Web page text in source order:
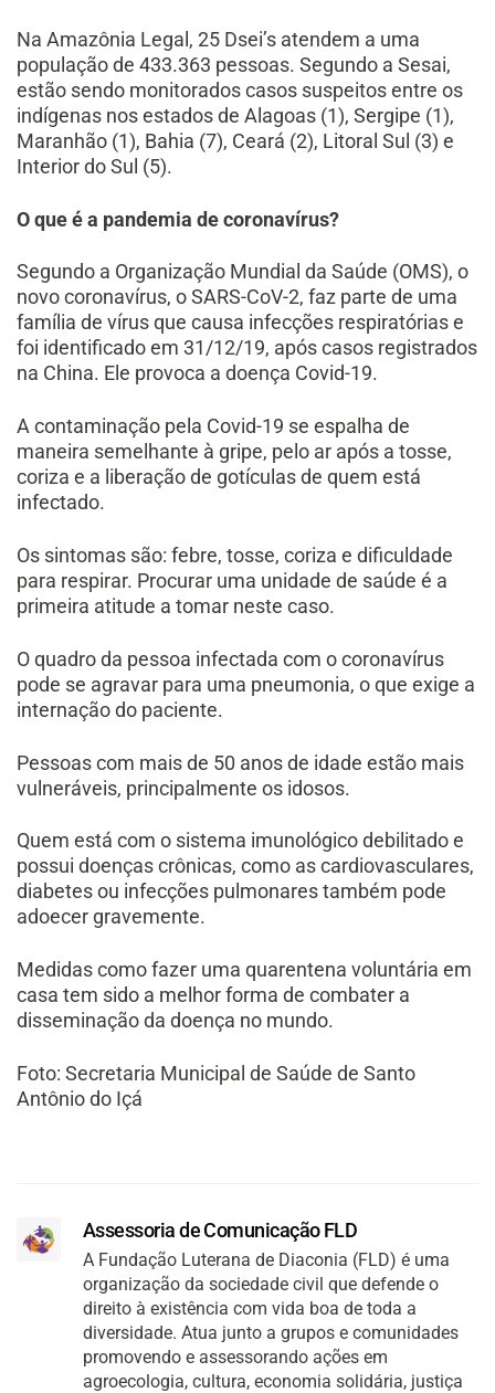
Na Amazônia Legal, 25 Dsei’s atendem a uma
população de 433.363 pessoas. Segundo a Sesai,
estão sendo monitorados casos suspeitos entre os
indígenas nos estados de Alagoas (1), Sergipe (1),
Maranhão (1), Bahia (7), Ceará (2), Litoral Sul (3) e
Interior do Sul (5).
O que é a pandemia de coronavírus?
Segundo a Organização Mundial da Saúde (OMS), o
novo coronavírus, o SARS-CoV-2, faz parte de uma
família de vírus que causa infecções respiratórias e
foi identificado em 31/12/19, após casos registrados
na China. Ele provoca a doença Covid-19.
A contaminação pela Covid-19 se espalha de
maneira semelhante à gripe, pelo ar após a tosse,
coriza e a liberação de gotículas de quem está
infectado.
Os sintomas são: febre, tosse, coriza e dificuldade
para respirar. Procurar uma unidade de saúde é a
primeira atitude a tomar neste caso.
O quadro da pessoa infectada com o coronavírus
pode se agravar para uma pneumonia, o que exige a
internação do paciente.
Pessoas com mais de 50 anos de idade estão mais
vulneráveis, principalmente os idosos.
Quem está com o sistema imunológico debilitado e
possui doenças crônicas, como as cardiovasculares,
diabetes ou infecções pulmonares também pode
adoecer gravemente.
Medidas como fazer uma quarentena voluntária em
casa tem sido a melhor forma de combater a
disseminação da doença no mundo.
Foto: Secretaria Municipal de Saúde de Santo
Antônio do Içá
Assessoria de Comunicação FLD
A Fundação Luterana de Diaconia (FLD) é uma
organização da sociedade civil que defende o
direito à existência com vida boa de toda a
diversidade. Atua junto a grupos e comunidades
promovendo e assessorando ações em
agroecologia, cultura, economia solidária, justiça